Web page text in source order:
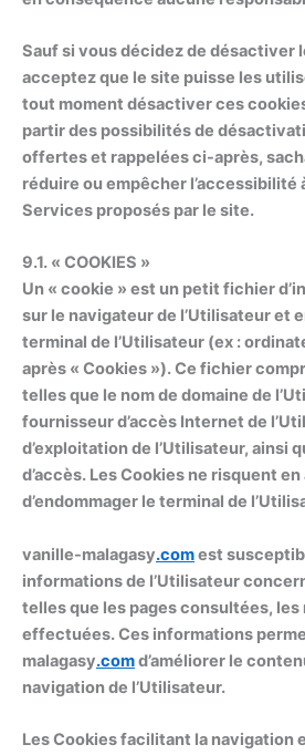
Sauf si vous décidez de désactiver
acceptez que le site puisse les
tout moment désactiver ces
partir des possibilités de
offertes et rappelées ci-après,
réduire ou empêcher l’accessibilité
Services proposés par le site.
9.1. « COOKIES »
Un « cookie » est un petit fichier
sur le navigateur de l’Utilisateur et
terminal de l’Utilisateur (ex :
après « Cookies »). Ce fichier
telles que le nom de domaine de
fournisseur d’accès Internet de
d’exploitation de l’Utilisateur, ainsi
d’accès. Les Cookies ne risquent
d’endommager le terminal de
vanille-malagasy.comest
informations de l’Utilisateur
telles que les pages consultées,
effectuées. Ces informations
malagasy.comd’améliorer le
navigation de l’Utilisateur.
Les Cookies facilitant la navigation